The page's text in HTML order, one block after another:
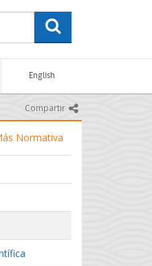
English
Compartir icono
Normativa